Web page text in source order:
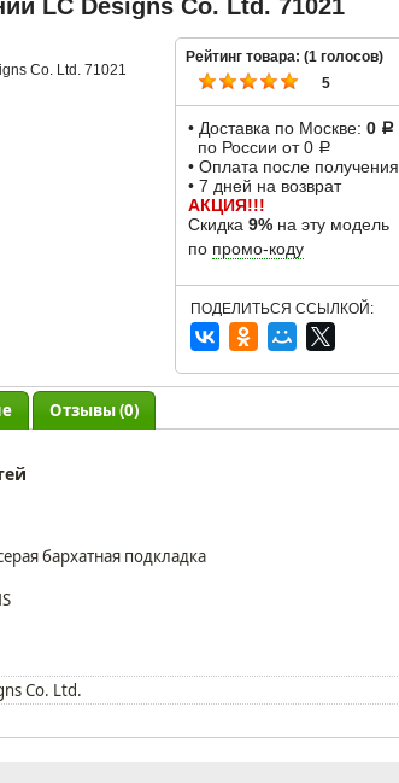
LC Designs Co. Ltd. 71021
Рейтинг товара: (1 голосов)
5
• Доставка по Москве: 0 Р
по России от 0 Р
• Оплата после получения
• 7 дней на возврат
АКЦИЯ!!!
Скидка 9% на эту модель
по промо-коду
ПОДЕЛИТЬСЯ ССЫЛКОЙ:
Отзывы (0)
бархатная подкладка
Co. Ltd.